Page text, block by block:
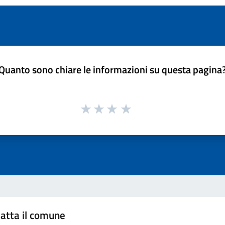
sono chiare le informazioni su questa
il comune